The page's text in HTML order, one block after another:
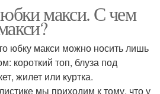
макси. С чем
юбку макси можно носить лишь
короткий топ, блуза под
жилет или куртка.
мы приходим к тому, что у